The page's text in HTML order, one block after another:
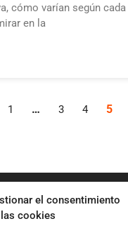
el consentimiento
cookies
cómo varían según
en la
1 … 3 4 5